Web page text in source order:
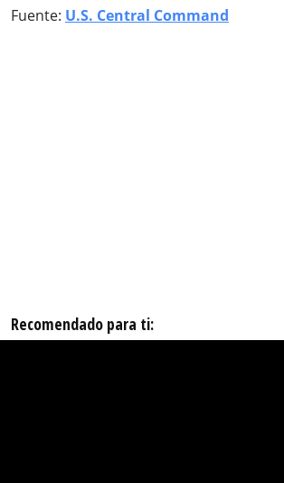
Fuente: U.S. Central Command
Recomendado para ti: